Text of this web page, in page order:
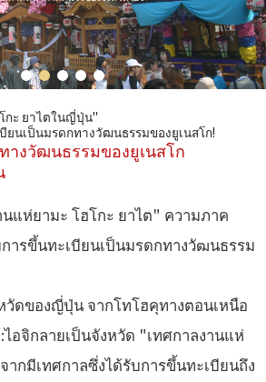
กะ ยาไตในญี่ปุ่น"
นเป็นมรดกทางวัฒนธรรมของยูเนสโก!
างวัฒนธรรมของยูเนสโก
แห่ยามะ โฮโกะ ยาไต" ความภาค
ารขึ้นทะเบียนเป็นมรดกทางวัฒนธรรม
วัดของญี่ปุ่น จากโทโฮคุทางตอนเหนือ
อจิกลายเป็นจังหวัด "เทศกาลงานแห่
ากมีเทศกาลซึ่งได้รับการขึ้นทะเบียนถึง